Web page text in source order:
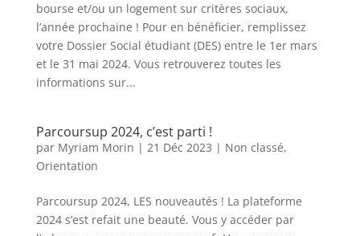
bourse et/ou un logement sur critères sociaux,
l’année prochaine ! Pour en bénéficier, remplissez
votre Dossier Social étudiant (DES) entre le 1er mars
et le 31 mai 2024. Vous retrouverez toutes les
informations sur...
Parcoursup 2024, c’est parti !
par Myriam Morin | 21 Déc 2023 | Non classé,
Orientation
Parcoursup 2024, LES nouveautés ! La plateforme
2024 s’est refait une beauté. Vous y accéder par